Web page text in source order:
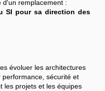
d'un remplacement :
SI pour sa direction des
évoluer les architectures
sécurité et
les projets et les équipes